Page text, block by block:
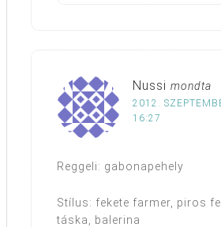
Nussi mondta
2012.
16:27
Reggeli: gabonapehely
Stílus: fekete farmer, piros
táska, balerina